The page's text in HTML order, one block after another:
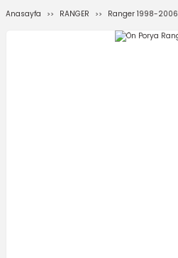
Anasayfa RANGER Ranger 1998-2006